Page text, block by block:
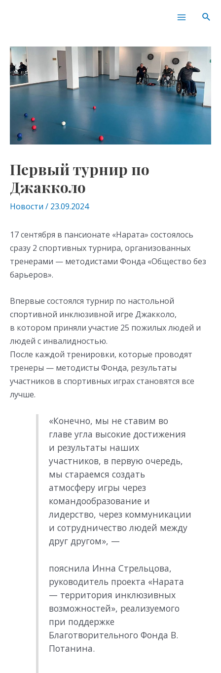
Main
Первый турнир по
Джакколо
Новости / 23.09.2024
17 сентября в пансионате «Нарата» состоялось
сразу 2 спортивных турнира, организованных
тренерами — методистами Фонда «Общество без
барьеров».
Впервые состоялся турнир по настольной
спортивной инклюзивной игре Джакколо,
в котором приняли участие 25 пожилых людей и
людей с инвалидностью.
После каждой тренировки, которые проводят
тренеры — методисты Фонда, результаты
участников в спортивных играх становятся все
лучше.
«Конечно, мы не ставим во
главе угла высокие достижения
и результаты наших
участников, в первую очередь,
мы стараемся создать
атмосферу игры через
командообразование и
лидерство, через коммуникации
и сотрудничество людей между
друг другом», —
пояснила Инна Стрельцова,
руководитель проекта «Нарата
— территория инклюзивных
возможностей», реализуемого
при поддержке
Благотворительного Фонда В.
Потанина.